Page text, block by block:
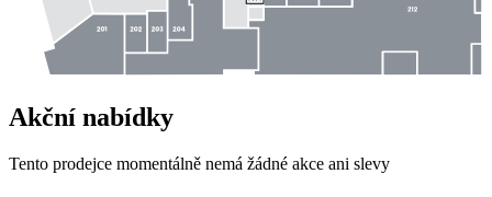
Akční nabídky
Tento prodejce momentálně nemá žádné akce ani slevy